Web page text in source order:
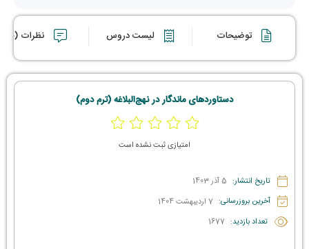
توضیحات لیست دروس نظرات (0)
دستاوردهای ماندگار در نهج‌البلاغه (ترم دوم)
امتیازی ثبت نشده است
تاریخ انتشار: 5 آذر 1403
آخرین بروزرسانی: 7 اردیبهشت 1404
تعداد بازدید: 1677